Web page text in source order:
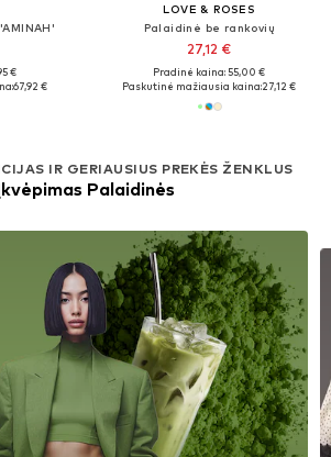
€
67,92 €
LOVE & ROSES
Palaidinė be rankovių
27,12 €
Pradinė kaina: 55,00 €
Paskutinė mažiausia kaina:27,12 €
IR GERIAUSIUS PREKĖS ŽENKLUS
Palaidinės